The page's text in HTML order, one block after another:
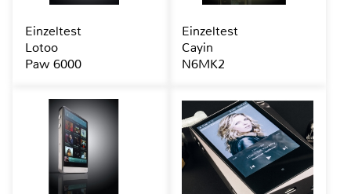
Einzeltest
Lotoo
Paw 6000
Einzeltest
Cayin
N6MK2